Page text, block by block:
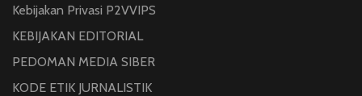
Kebijakan Privasi P2VVIPS
KEBIJAKAN EDITORIAL
PEDOMAN MEDIA SIBER
KODE ETIK JURNALISTIK